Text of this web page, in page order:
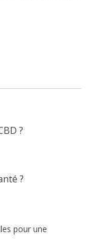
?
?
pour une